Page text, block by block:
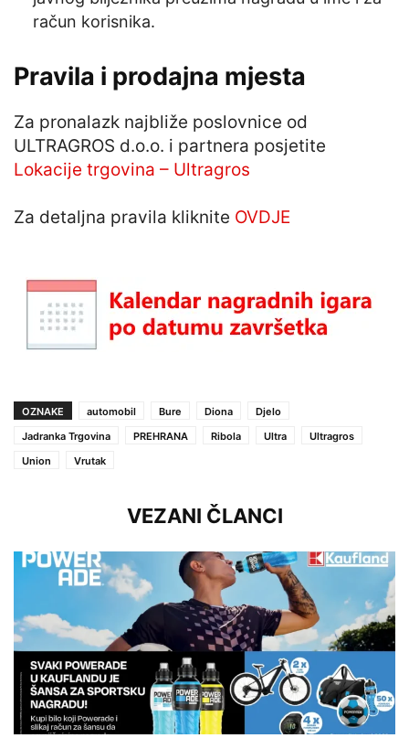
račun korisnika.
Pravila i prodajna mjesta
Za pronalazk najbliže poslovnice od
ULTRAGROS d.o.o. i partnera posjetite
Lokacije trgovina – Ultragros
Za detaljna pravila kliknite OVDJE
OZNAKE automobil Bure Diona
Djelo
Jadranka Trgovina
PREHRANA Ribola Ultra
Ultragros
Union
Vrutak
VEZANI ČLANCI